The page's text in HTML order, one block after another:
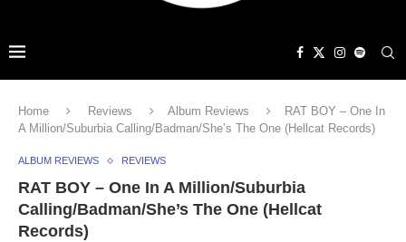
Home Reviews Album Reviews
RAT BOY – One In
A Million/Suburbia Calling/Badman/She’s The One (Hellcat Records)
ALBUM REVIEWS REVIEWS
RAT BOY – One In A Million/Suburbia
Calling/Badman/She’s The One (Hellcat
Records)